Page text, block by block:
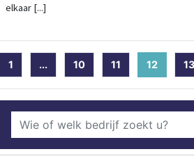
elkaar [...]
1 ... 10 11 12 13